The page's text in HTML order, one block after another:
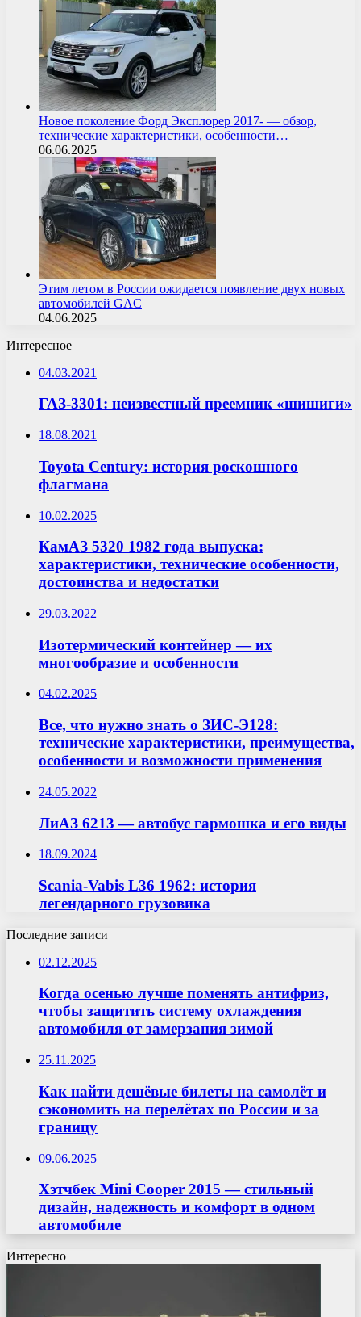
Новое поколение Форд Эксплорер 2017- — обзор,
технические характеристики, особенности…
06.06.2025
Этим летом в России ожидается появление двух новых
автомобилей GAC
04.06.2025
Интересное
04.03.2021
ГАЗ-3301: неизвестный преемник «шишиги»
18.08.2021
Toyota Century: история роскошного
флагмана
10.02.2025
КамАЗ 5320 1982 года выпуска:
характеристики, технические особенности,
достоинства и недостатки
29.03.2022
Изотермический контейнер — их
многообразие и особенности
04.02.2025
Все, что нужно знать о ЗИС-Э128:
технические характеристики, преимущества,
особенности и возможности применения
24.05.2022
ЛиАЗ 6213 — автобус гармошка и его виды
18.09.2024
Scania-Vabis L36 1962: история
легендарного грузовика
Последние записи
02.12.2025
Когда осенью лучше поменять антифриз,
чтобы защитить систему охлаждения
автомобиля от замерзания зимой
25.11.2025
Как найти дешёвые билеты на самолёт и
сэкономить на перелётах по России и за
границу
09.06.2025
Хэтчбек Mini Cooper 2015 — стильный
дизайн, надежность и комфорт в одном
автомобиле
Интересно